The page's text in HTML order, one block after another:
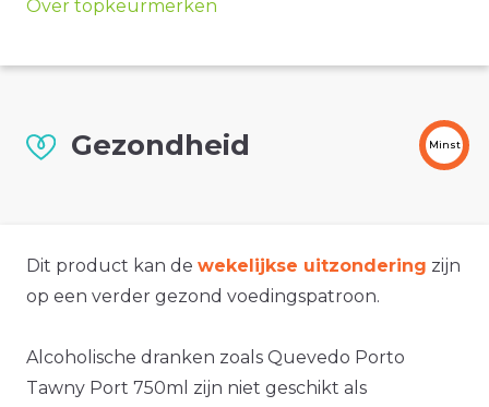
Over topkeurmerken
Gezondheid Minst
Dit product kan de wekelijkse uitzondering zijn
op een verder gezond voedingspatroon.
Alcoholische dranken zoals Quevedo Porto
Tawny Port 750ml zijn niet geschikt als